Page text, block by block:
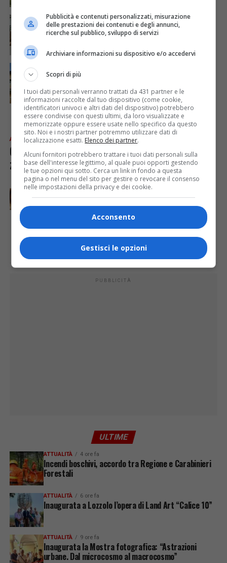
ATTUALITÀ 3 anni fa
La Scuola Barolo in visita alle Industrie
Toscanini di Borgosesia
Riapre oggi il Museo dell’emigrante di Roasio
ATTUALITÀ 3 anni fa
Gattinara, avviata la lotta alle
zanzare in tutto il territorio
ATTUALITÀ 3 anni fa
Parte il progetto “L’oro rosso del vulcano” a
Grignasco
PUBBLICITÀ
ULTIME
ATTUALITÀ 4 ore fa
Incendi boschivi, accordo tra Regione e Carabinieri
Forestali
ATTUALITÀ 6 ore fa
Inaugurata a Lozzolo l’opera di Land Art “Calice 10”
ATTUALITÀ 9 ore fa
Inaugurata la Mostra fotografica: “Astrazioni
urbane. Dal microcosmo al macrocosmo”
Pubblicità e contenuti personalizzati, misurazione
delle prestazioni dei contenuti e degli annunci,
ricerche sul pubblico, sviluppo di servizi
Archiviare informazioni su dispositivo e/o accedervi
Scopri di più
I tuoi dati personali verranno trattati da 431 partner e le
informazioni raccolte dal tuo dispositivo (come cookie,
identificatori univoci e altri dati del dispositivo) potrebbero
essere condivise con questi ultimi, da loro visualizzate e
memorizzate oppure essere usate nello specifico da questo
sito. Noi e i nostri partner potremmo utilizzare dati di
localizzazione esatti. Elenco dei partner.
Alcuni fornitori potrebbero trattare i tuoi dati personali sulla
base dell'interesse legittimo, al quale puoi opporti gestendo
le tue opzioni qui sotto. Cerca un link in fondo a questa
pagina o nel menu del sito per gestire o revocare il consenso
nelle impostazioni della privacy e dei cookie.
Acconsento
Gestisci le opzioni